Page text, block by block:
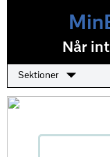
Når
Sektioner